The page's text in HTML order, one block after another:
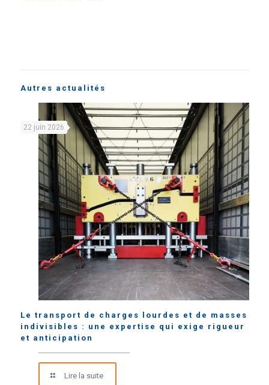
Autres actualités
22 juin 2026
Le transport de charges lourdes et de masses
indivisibles : une expertise qui exige rigueur
et anticipation
Lire la suite